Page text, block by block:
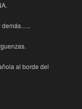
demás…..
al borde del